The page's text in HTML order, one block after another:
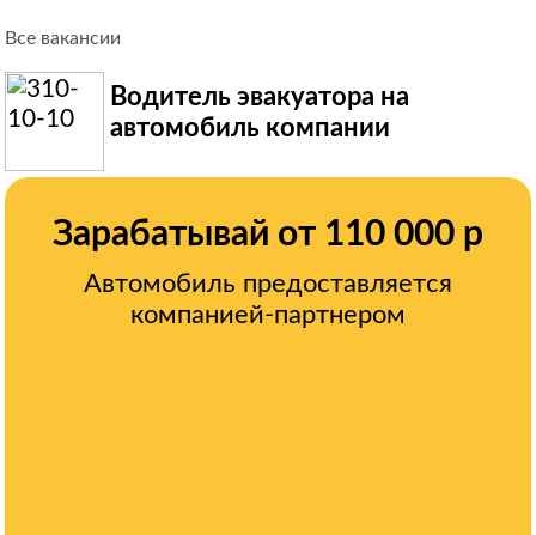
Водитель эвакуатора на
автомобиль компании
Все вакансии
Зарабатывай от 110 000 р
Автомобиль предоставляется
компанией-партнером